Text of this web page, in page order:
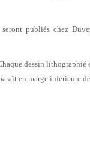
seront publiés chez
dessin lithographié
en marge inférieure